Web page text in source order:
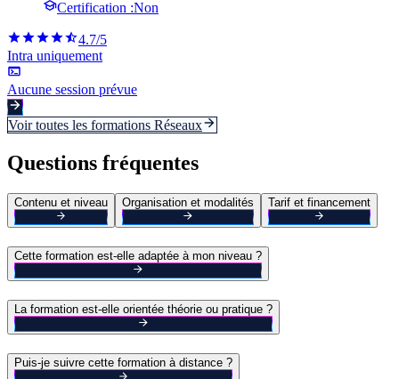
Certification :Non
4.7/5
Intra uniquement
Aucune session prévue
Voir toutes les formations Réseaux
Questions fréquentes
Contenu et niveau Organisation et modalités Tarif et financement
Cette formation est-elle adaptée à mon niveau ?
La formation est-elle orientée théorie ou pratique ?
Puis-je suivre cette formation à distance ?